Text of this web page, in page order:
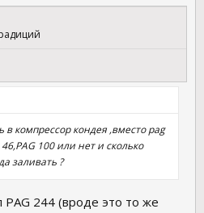
в компрессор кондея ,вместо pag
100 или нет и сколько
заливать ?
PAG 244 (вроде это то же